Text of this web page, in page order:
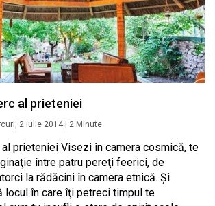
al prieteniei
2 iulie 2014 2 Minute
al prieteniei Visezi în camera cosmică, te
între patru pereţi feerici, de
la rădăcini în camera etnică. Şi
locul în care îţi petreci timpul te